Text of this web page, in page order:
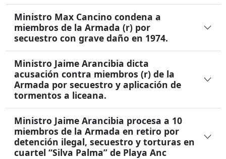
Ministro Max Cancino condena a
miembros de la Armada (r) por
secuestro con grave daño en 1974.
Ministro Jaime Arancibia dicta
acusación contra miembros (r) de la
Armada por secuestro y aplicación de
tormentos a liceana.
Ministro Jaime Arancibia procesa a 10
miembros de la Armada en retiro por
detención ilegal, secuestro y torturas en
cuartel “Silva Palma” de Playa Anc